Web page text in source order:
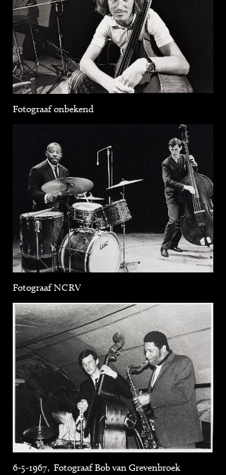
Fotograaf onbekend
Fotograaf NCRV
6-5-1967, Fotograaf Bob van Grevenbroek